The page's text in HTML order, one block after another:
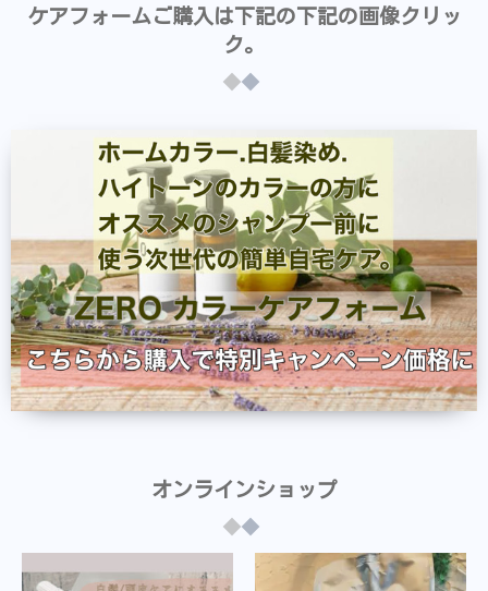
ケアフォームご購入は下記の下記の画像クリッ
ク。
オンラインショップ